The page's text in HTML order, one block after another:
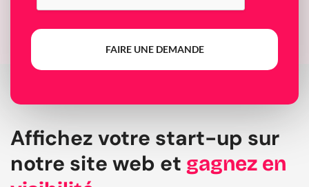
FAIRE UNE DEMANDE
Affichez votre start-up sur
notre site web et gagnez en